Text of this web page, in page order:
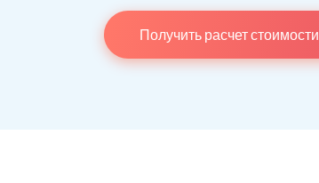
Получить расчет стоимости